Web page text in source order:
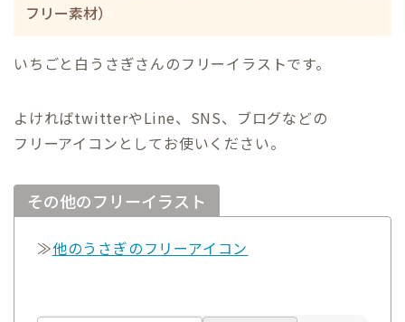
フリー素材）
いちごと白うさぎさんのフリーイラストです。
よければtwitterやLine、SNS、ブログなどの
フリーアイコンとしてお使いください。
その他のフリーイラスト
≫他のうさぎのフリーアイコン